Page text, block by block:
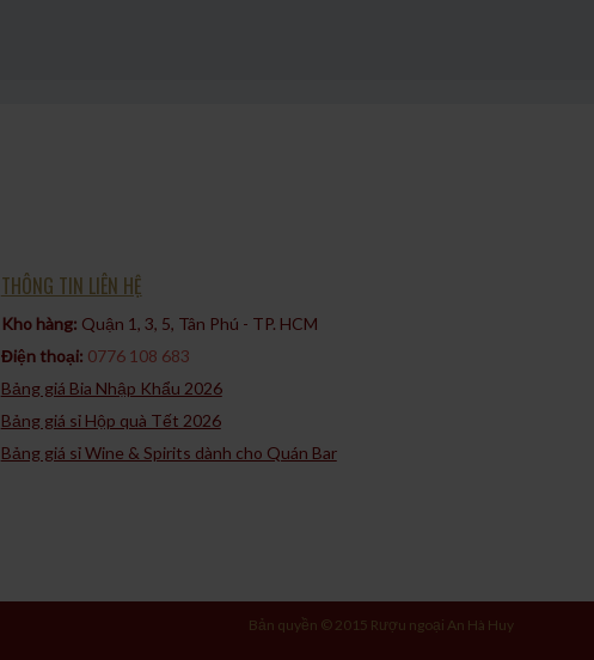
THÔNG TIN LIÊN HỆ
Kho hàng: Quận 1, 3, 5, Tân Phú - TP. HCM​
Điện thoại: 0776 108 683
Bảng giá Bia Nhập Khẩu 2026
Bảng giá sỉ Hộp quà Tết 2026
Bảng giá sỉ Wine & Spirits dành cho Quán Bar
Bản quyền © 2015 Rượu ngoại An Hà Huy